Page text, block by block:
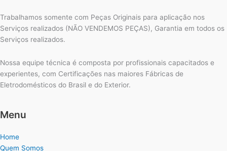
Trabalhamos somente com Peças Originais para aplicação nos
Serviços realizados (NÃO VENDEMOS PEÇAS), Garantia em todos os
Serviços realizados.
Nossa equipe técnica é composta por profissionais capacitados e
experientes, com Certificações nas maiores Fábricas de
Eletrodomésticos do Brasil e do Exterior.
Menu
Home
Quem Somos